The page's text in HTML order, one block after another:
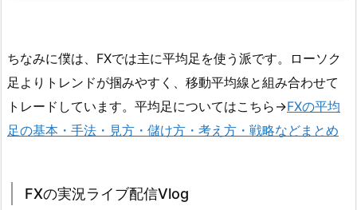
ちなみに僕は、FXでは主に平均足を使う派です。ローソク
足よりトレンドが掴みやすく、移動平均線と組み合わせて
トレードしています。平均足についてはこちら→FXの平均
足の基本・手法・見方・儲け方・考え方・戦略などまとめ
FXの実況ライブ配信Vlog